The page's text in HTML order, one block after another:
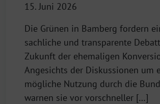
15. Juni 2026
Die Grünen in Bamberg fordern
sachliche und transparente
Zukunft der ehemaligen
Angesichts der Diskussionen um
mögliche Nutzung durch die
warnen sie vor vorschneller […]